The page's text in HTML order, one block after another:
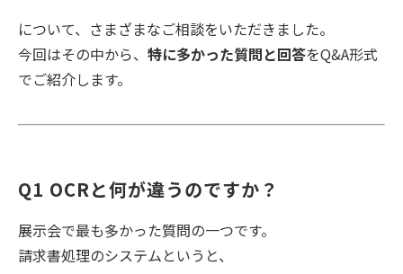
について、さまざまなご相談をいただきました。
今回はその中から、 特に多かった質問と回答をQ&A形式
でご紹介します。
Q1 OCRと何が違うのですか？
展示会で最も多かった質問の一つです。
請求書処理のシステムというと、